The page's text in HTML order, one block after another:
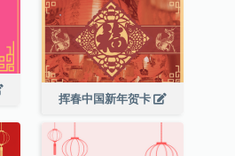
挥春中国新年贺卡